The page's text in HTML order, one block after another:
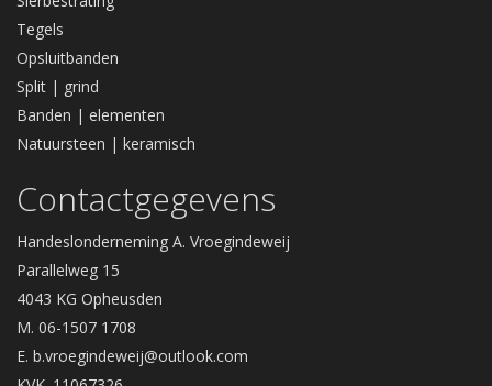
Tegels
Opsluitbanden
Split | grind
Banden | elementen
Natuursteen | keramisch
Contactgegevens
Handeslonderneming A. Vroegindeweij
Parallelweg 15
4043 KG Opheusden
M. 06-1507 1708
E. b.vroegindeweij@outlook.com